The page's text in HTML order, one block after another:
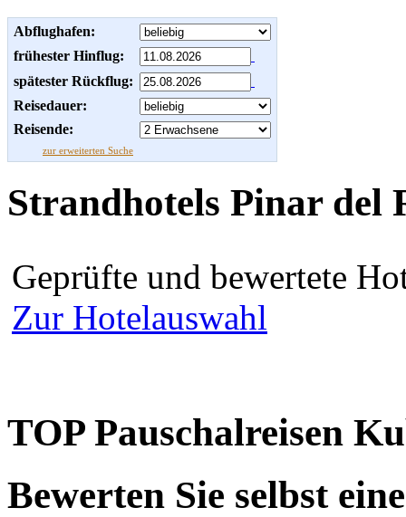
Abflughafen:
frühester Hinflug:
spätester Rückflug:
Reisedauer:
Reisende:
zur erweiterten Suche
Strandhotels Pinar del
Geprüfte und bewertete
Zur Hotelauswahl
TOP Pauschalreisen
Bewerten Sie selbst